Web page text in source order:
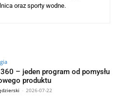
oraz sporty wodne.
– jeden program od pomysłu
produktu
- 2026-07-22